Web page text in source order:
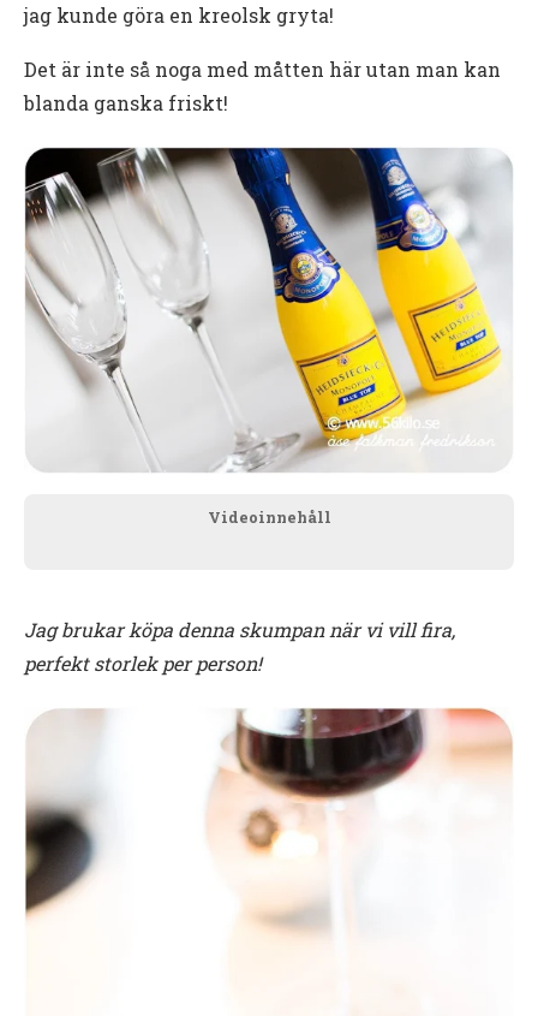
jag kunde göra en kreolsk gryta!
Det är inte så noga med måtten här utan man kan
blanda ganska friskt!
Videoinnehåll
Jag brukar köpa denna skumpan när vi vill fira,
perfekt storlek per person!